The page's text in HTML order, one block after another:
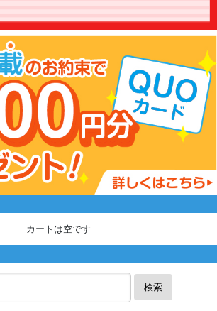
カートは空です
検索